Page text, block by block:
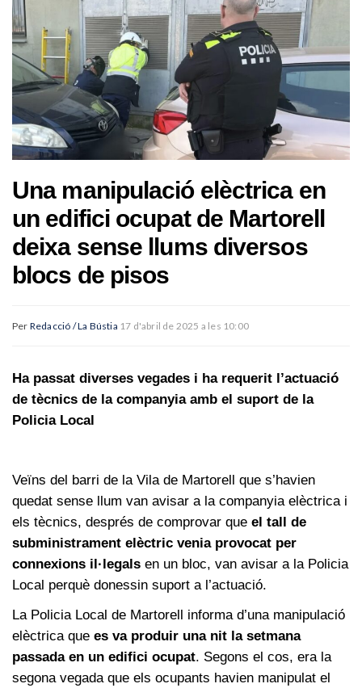
Una manipulació elèctrica en
un edifici ocupat de Martorell
deixa sense llums diversos
blocs de pisos
Per Redacció / La Bústia 17 d'abril de 2025 a les 10:00
Ha passat diverses vegades i ha requerit l’actuació
de tècnics de la companyia amb el suport de la
Policia Local
Veïns del barri de la Vila de Martorell que s’havien
quedat sense llum van avisar a la companyia elèctrica i
els tècnics, després de comprovar que el tall de
subministrament elèctric venia provocat per
connexions il·legals en un bloc, van avisar a la Policia
Local perquè donessin suport a l’actuació.
La Policia Local de Martorell informa d’una manipulació
elèctrica que es va produir una nit la setmana
passada en un edifici ocupat. Segons el cos, era la
segona vegada que els ocupants havien manipulat el